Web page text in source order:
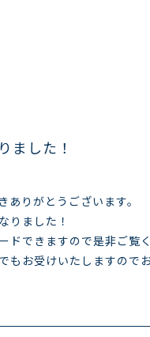
ました！
りがとうございます。
りました！
ドできますので是非ご覧く
もお受けいたしますので